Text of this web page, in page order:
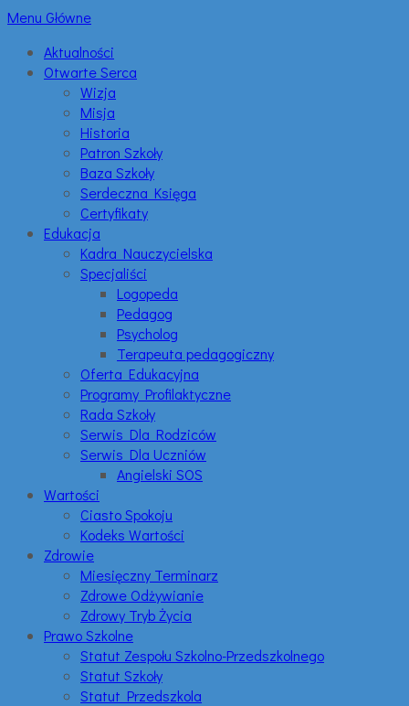
Menu Główne
Aktualności
Otwarte Serca
Wizja
Misja
Historia
Patron Szkoły
Baza Szkoły
Serdeczna Księga
Certyfikaty
Edukacja
Kadra Nauczycielska
Specjaliści
Logopeda
Pedagog
Psycholog
Terapeuta pedagogiczny
Oferta Edukacyjna
Programy Profilaktyczne
Rada Szkoły
Serwis Dla Rodziców
Serwis Dla Uczniów
Angielski SOS
Wartości
Ciasto Spokoju
Kodeks Wartości
Zdrowie
Miesięczny Terminarz
Zdrowe Odżywianie
Zdrowy Tryb Życia
Prawo Szkolne
Statut Zespołu Szkolno-Przedszkolnego
Statut Szkoły
Statut Przedszkola